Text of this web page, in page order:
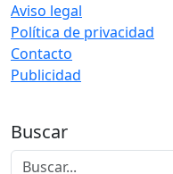
Aviso legal
Política de privacidad
Contacto
Publicidad
Buscar